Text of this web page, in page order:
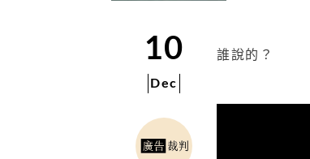
10
Dec
誰說的？